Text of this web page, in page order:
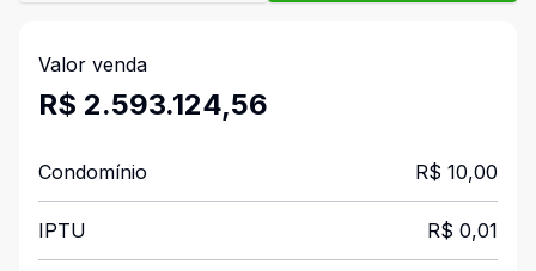
Valor venda
R$ 2.593.124,56
Condomínio R$ 10,00
IPTU R$ 0,01